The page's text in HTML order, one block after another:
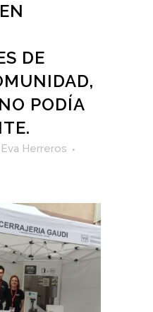
DE
PODÍA
Eva Herreros